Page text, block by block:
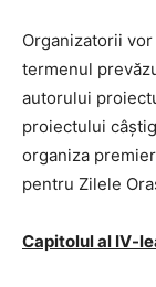
Organizatorii
termenul
autorului
proiectului
organiza
pentru Zilele
Capitolul al IV-